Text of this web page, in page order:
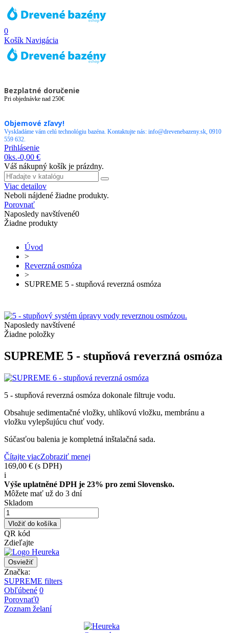
0
Košík Navigácia
Bezplatné doručenie
Pri objednávke nad 250€
Objemové zľavy!
Vyskladáme vám celú technológiu bazéna. Kontaktujte nás: info@drevenebazeny.sk, 0910
559 632.
Prihlásenie
0ks.-0,00 €
Váš nákupný košík je prázdny.
Viac detailov
Neboli nájdené žiadne produkty.
Porovnať
Naposledy navštívené0
Žiadne produkty
Úvod
>
Reverzná osmóza
>
SUPREME 5 - stupňová reverzná osmóza
Naposledy navštívené
Žiadne položky
SUPREME 5 - stupňová reverzná osmóza
5 - stupňová reverzná osmóza dokonale filtruje vodu.
Obsahuje sedimentačné vložky, uhlíkovú vložku, membránu a
vložku vylepšujúcu chuť vody.
Súčasťou balenia je kompletná inštalačná sada.
Čítajte viacZobraziť menej
169,00 € (s DPH)
i
Výše uplatněné DPH je 23% pro zemi Slovensko.
Môžete mať už do 3 dní
Skladom
Vložiť do košíka
QR kód
Zdieľajte
Značka:
SUPREME filters
Obľúbené 0
Porovnať0
Zoznam želaní